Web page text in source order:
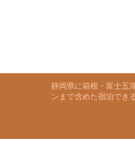
静岡県に箱根・富士五
ンまで含めた宿泊でき